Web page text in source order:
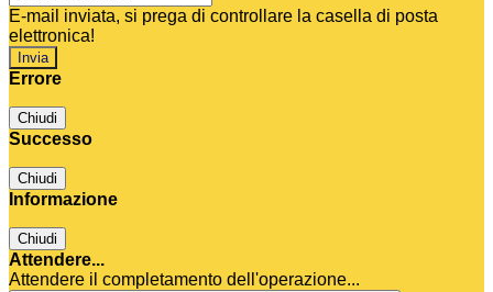
E-mail inviata, si prega di controllare la casella di posta
elettronica!
Errore
Chiudi
Successo
Chiudi
Informazione
Chiudi
Attendere...
Attendere il completamento dell'operazione...